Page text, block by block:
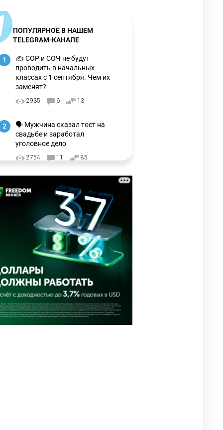
ПОПУЛЯРНОЕ В НАШЕМ
TELEGRAM-КАНАЛЕ
1
✍️ СОР и СОЧ не будут
проводить в начальных
классах с 1 сентября. Чем их
заменят?
2935 6 13
2
🗣 Мужчина сказал тост на
свадьбе и заработал
уголовное дело
2754 11 85
направил телеграмму
соболезнования родным и
близким Халық қаһарманы
Ивана Гапича
2 42
🇫🇷 Клуб ПСЖ объявил об
открытии своей футбольной
академии в Астане
39
5
🇺🇸🇯🇵 США и Япония
провели совместную